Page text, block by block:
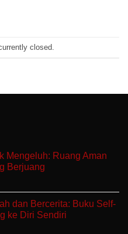
closed.
Mengeluh: Ruang Aman
Berjuang
dan Bercerita: Buku Self-
ke Diri Sendiri